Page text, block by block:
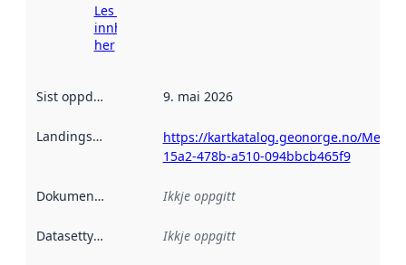
Les meir om
innhenting
her
Sist oppdatert 9. mai 2026
Landingsside
https://kartkatalog.geonorge.no/
15a2-478b-a510-094bbcb465f9
Dokumentasjon Ikkje oppgitt
Datasettype Ikkje oppgitt